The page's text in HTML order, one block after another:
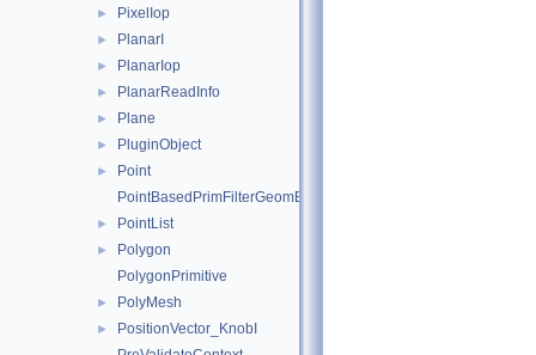
► PixelIop
► PlanarI
► PlanarIop
► PlanarReadInfo
► Plane
► PluginObject
►
Point
PointBasedPrimFilterGeomEngineI
► PointList
►
Polygon
PolygonPrimitive
► PolyMesh
►
PositionVector_KnobI